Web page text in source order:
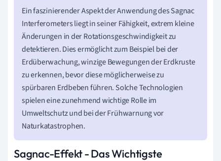
Ein faszinierender Aspekt der Anwendung des Sagnac
Interferometers liegt in seiner Fähigkeit, extrem kleine
Änderungen in der Rotationsgeschwindigkeit zu
detektieren. Dies ermöglicht zum Beispiel bei der
Erdüberwachung, winzige Bewegungen der Erdkruste
zu erkennen, bevor diese möglicherweise zu
spürbaren Erdbeben führen. Solche Technologien
spielen eine zunehmend wichtige Rolle im
Umweltschutz und bei der Frühwarnung vor
Naturkatastrophen.
Sagnac-Effekt - Das Wichtigste